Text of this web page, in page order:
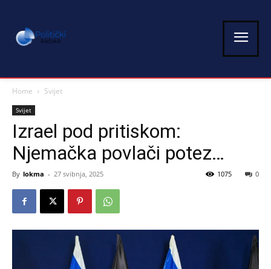
Home Svijet
Svijet
Izrael pod pritiskom:
Njemačka povlači potez…
By lokma - 27 svibnja, 2025 0
1075